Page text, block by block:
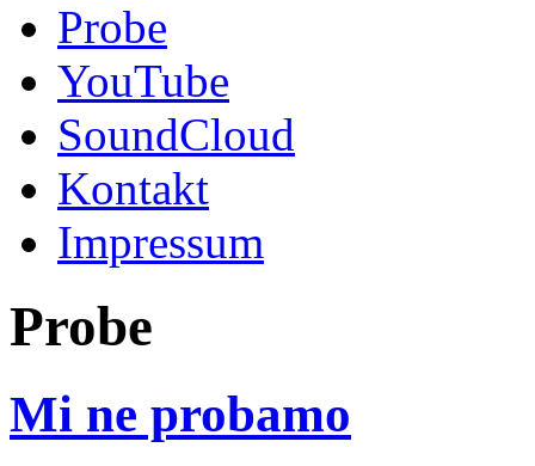
Probe
YouTube
SoundCloud
Kontakt
Impressum
Probe
Mi ne probamo